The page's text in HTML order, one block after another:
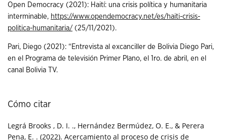
Open Democracy (2021): Haití: una crisis política y humanitaria
interminable, https://www.opendemocracy.net/es/haiti-crisis-
politica-humanitaria/ (25/11/2021).
Pari, Diego (2021): “Entrevista al excanciller de Bolivia Diego Pari,
en el Programa de televisión Primer Plano, el 1ro. de abril, en el
canal Bolivia TV.
Cómo citar
Legrá Brooks , D. I. ., Hernández Bermúdez, O. E., & Perera
Pena, E. . (2022). Acercamiento al proceso de crisis de